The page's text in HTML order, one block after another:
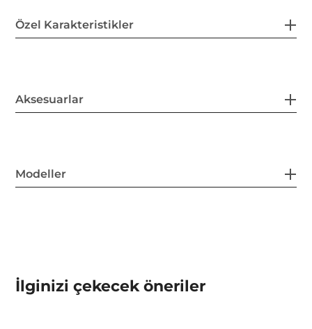
Özel Karakteristikler
Aksesuarlar
Modeller
İlginizi çekecek öneriler